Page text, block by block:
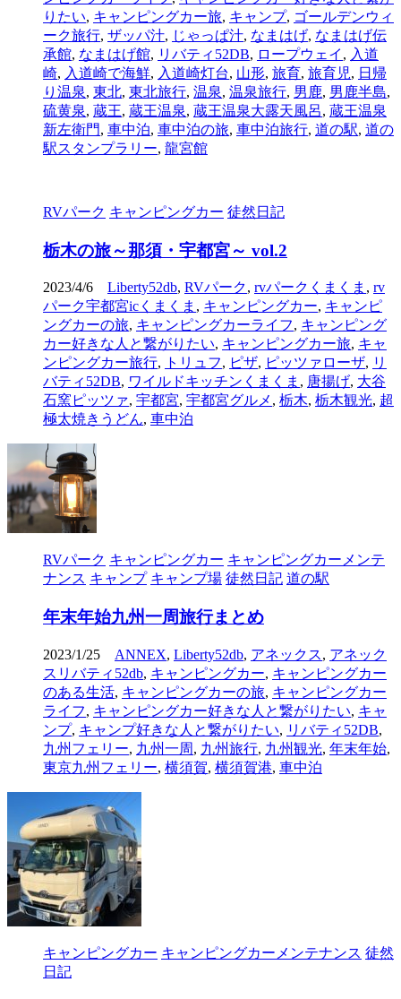
りたい, キャンピングカー旅, キャンプ, ゴールデンウィ
ーク旅行, ザッパ汁, じゃっぱ汁, なまはげ, なまはげ伝
承館, なまはげ館, リバティ52DB, ロープウェイ , 入道
崎, 入道崎で海鮮, 入道崎灯台, 山形, 旅育, 旅育児, 日帰
り温泉, 東北, 東北旅行, 温泉, 温泉旅行, 男鹿, 男鹿半島,
硫黄泉, 蔵王, 蔵王温泉, 蔵王温泉大露天風呂, 蔵王温泉
新左衛門, 車中泊, 車中泊の旅, 車中泊旅行, 道の駅, 道の
駅スタンプラリー, 龍宮館
RVパーク キャンピングカー 徒然日記
栃木の旅～那須・宇都宮～ vol.2
2023/4/6 Liberty52db, RVパーク, rvパークくまくま , rv
パーク宇都宮icくまくま , キャンピングカー, キャンピ
ングカーの旅, キャンピングカーライフ, キャンピング
カー好きな人と繋がりたい, キャンピングカー旅, キャ
ンピングカー旅行, トリュフ, ピザ, ピッツァローザ, リ
バティ52DB, ワイルドキッチンくまくま , 唐揚げ, 大谷
石窯ピッツァ, 宇都宮, 宇都宮グルメ , 栃木, 栃木観光, 超
極太焼きうどん, 車中泊
RVパーク キャンピングカー キャンピングカーメンテ
ナンス キャンプ キャンプ場 徒然日記 道の駅
年末年始九州一周旅行まとめ
2023/1/25 ANNEX, Liberty52db, アネックス, アネック
スリバティ52db, キャンピングカー, キャンピングカー
のある生活, キャンピングカーの旅, キャンピングカー
ライフ, キャンピングカー好きな人と繋がりたい, キャ
ンプ, キャンプ好きな人と繋がりたい, リバティ52DB,
九州フェリー, 九州一周, 九州旅行, 九州観光, 年末年始,
東京九州フェリー, 横須賀, 横須賀港, 車中泊
キャンピングカー キャンピングカーメンテナンス 徒然
日記